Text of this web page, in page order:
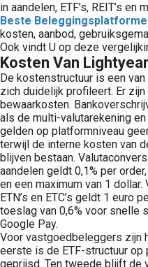
in aandelen, ETF’s, REIT’s
Beste
kosten, aanbod,
Ook vindt U op deze
Kosten Van
De kostenstructuur is een
zich duidelijk profileert. Er
bewaarkosten.
als de multi-valutarekening en
gelden op platformniveau
terwijl de interne kosten van
blijven bestaan.
aandelen geldt 0,1% per
en een maximum van 1
ETN’s en ETC’s geldt 1 euro
toeslag van 0,6% voor snelle
Google Pay.
Voor vastgoedbeleggers zijn
eerste is de ETF-structuur
geprijsd. Ten tweede blijft de